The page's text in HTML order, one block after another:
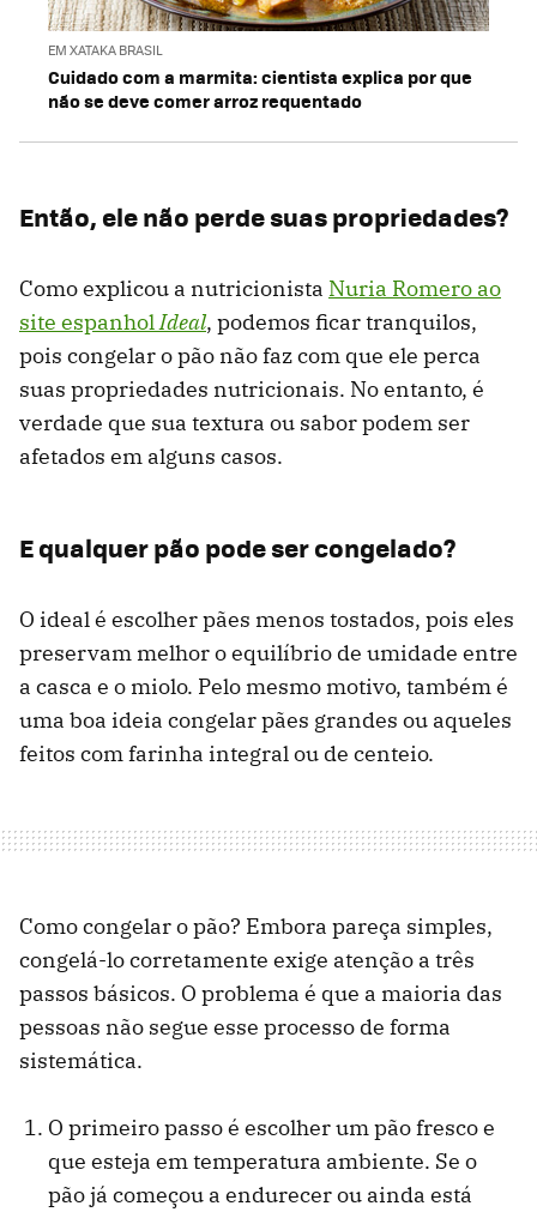
EM XATAKA BRASIL
Cuidado com a marmita: cientista explica por que
não se deve comer arroz requentado
Então, ele não perde suas propriedades?
Como explicou a nutricionista Nuria Romero ao
site espanholIdeal, podemos ficar tranquilos,
pois congelar o pão não faz com que ele perca
suas propriedades nutricionais. No entanto, é
verdade que sua textura ou sabor podem ser
afetados em alguns casos.
E qualquer pão pode ser congelado?
O ideal é escolher pães menos tostados, pois eles
preservam melhor o equilíbrio de umidade entre
a casca e o miolo. Pelo mesmo motivo, também é
uma boa ideia congelar pães grandes ou aqueles
feitos com farinha integral ou de centeio.
Como congelar o pão? Embora pareça simples,
congelá-lo corretamente exige atenção a três
passos básicos. O problema é que a maioria das
pessoas não segue esse processo de forma
sistemática.
O primeiro passo é escolher um pão fresco e
que esteja em temperatura ambiente. Se o
pão já começou a endurecer ou ainda está